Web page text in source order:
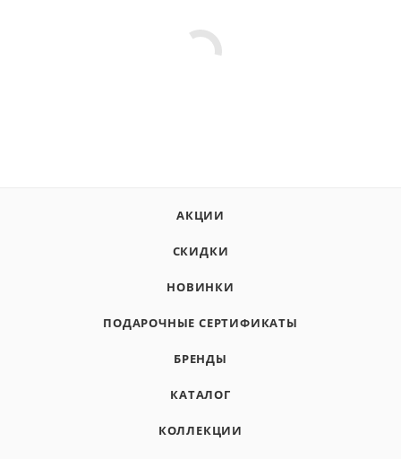
АКЦИИ
СКИДКИ
НОВИНКИ
ПОДАРОЧНЫЕ СЕРТИФИКАТЫ
БРЕНДЫ
КАТАЛОГ
КОЛЛЕКЦИИ